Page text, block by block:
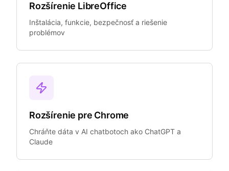
Rozšírenie LibreOffice
Inštalácia, funkcie, bezpečnosť a riešenie
problémov
Rozšírenie pre Chrome
Chráňte dáta v AI chatbotoch ako ChatGPT a
Claude